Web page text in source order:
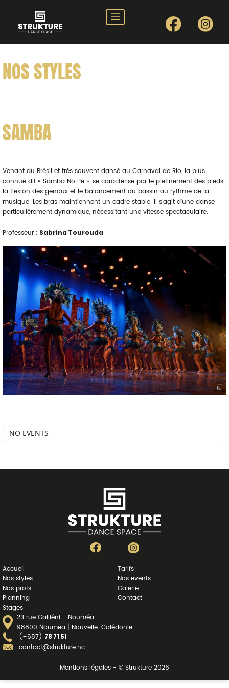
NOS STYLES
SAMBA
Venant du Brésil et très souvent dansé au Carnaval de Rio, la plus
connue dit « Samba No Pé », se caractérise par le piétinement des pieds,
la flexion des genoux et le balancement du bassin au rythme de la
musique. Les bras maintiennent un cadre stable. Il s’agit d’une danse
particulièrement dynamique, nécessitant une vitesse spectaculaire.
Professeur : Sabrina Tourouda
NO EVENTS
Accueil
Nos styles
Nos profs
Planning
Stages
Tarifs
Nos events
Galerie
Contact
23 rue Galliéni - Nouméa
98800 Nouméa | Nouvelle-Calédonie
(+687) 78 71 51
contact@strukture.nc
Mentions légales - © Strukture 2026